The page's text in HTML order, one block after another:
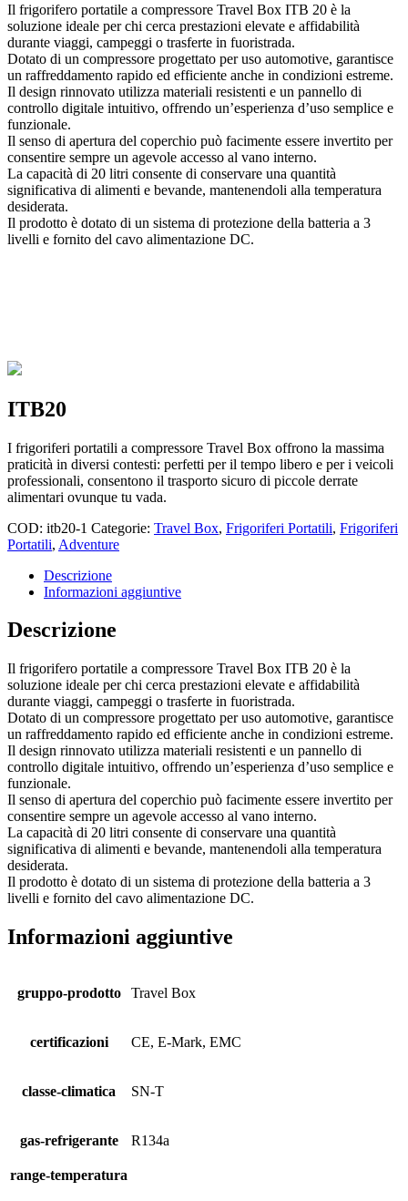
Il frigorifero portatile a compressore Travel Box ITB 20 è la
soluzione ideale per chi cerca prestazioni elevate e affidabilità
durante viaggi, campeggi o trasferte in fuoristrada.
Dotato di un compressore progettato per uso automotive, garantisce
un raffreddamento rapido ed efficiente anche in condizioni estreme.
Il design rinnovato utilizza materiali resistenti e un pannello di
controllo digitale intuitivo, offrendo un’esperienza d’uso semplice e
funzionale.
Il senso di apertura del coperchio può facimente essere invertito per
consentire sempre un agevole accesso al vano interno.
La capacità di 20 litri consente di conservare una quantità
significativa di alimenti e bevande, mantenendoli alla temperatura
desiderata.
Il prodotto è dotato di un sistema di protezione della batteria a 3
livelli e fornito del cavo alimentazione DC.
ITB20
I frigoriferi portatili a compressore Travel Box offrono la massima
praticità in diversi contesti: perfetti per il tempo libero e per i veicoli
professionali, consentono il trasporto sicuro di piccole derrate
alimentari ovunque tu vada.
COD: itb20-1 Categorie: Travel Box, Frigoriferi Portatili, Frigoriferi
Portatili, Adventure
Descrizione
Informazioni aggiuntive
Descrizione
Il frigorifero portatile a compressore Travel Box ITB 20 è la
soluzione ideale per chi cerca prestazioni elevate e affidabilità
durante viaggi, campeggi o trasferte in fuoristrada.
Dotato di un compressore progettato per uso automotive, garantisce
un raffreddamento rapido ed efficiente anche in condizioni estreme.
Il design rinnovato utilizza materiali resistenti e un pannello di
controllo digitale intuitivo, offrendo un’esperienza d’uso semplice e
funzionale.
Il senso di apertura del coperchio può facimente essere invertito per
consentire sempre un agevole accesso al vano interno.
La capacità di 20 litri consente di conservare una quantità
significativa di alimenti e bevande, mantenendoli alla temperatura
desiderata.
Il prodotto è dotato di un sistema di protezione della batteria a 3
livelli e fornito del cavo alimentazione DC.
Informazioni aggiuntive
gruppo-prodotto Travel Box
certificazioni CE, E-Mark, EMC
classe-climatica SN-T
gas-refrigerante R134a
range-temperatura